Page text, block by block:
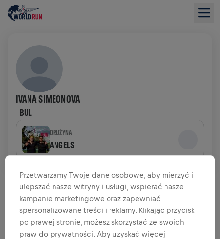
IVANA SIMEONOVA
BUL
DRUŻYNA
ANGELS
PODSUMOWANIE ZBIÓRKI FUNDUSZY
0,00 USD ZEBRANO Z CEL 0,00 USD
DATKI
Przetwarzamy Twoje dane osobowe, aby mierzyć i
ulepszać nasze witryny i usługi, wspierać nasze
kampanie marketingowe oraz zapewniać
spersonalizowane treści i reklamy. Klikając przycisk
po prawej stronie, możesz skorzystać ze swoich
praw do prywatności. Aby uzyskać więcej